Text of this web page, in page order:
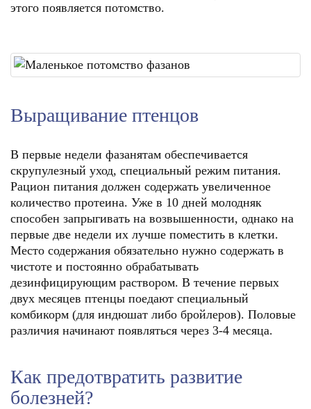
этого появляется потомство.
Выращивание птенцов
В первые недели фазанятам обеспечивается
скрупулезный уход, специальный режим питания.
Рацион питания должен содержать увеличенное
количество протеина. Уже в 10 дней молодняк
способен запрыгивать на возвышенности, однако на
первые две недели их лучше поместить в клетки.
Место содержания обязательно нужно содержать в
чистоте и постоянно обрабатывать
дезинфицирующим раствором. В течение первых
двух месяцев птенцы поедают специальный
комбикорм (для индюшат либо бройлеров). Половые
различия начинают появляться через 3-4 месяца.
Как предотвратить развитие
болезней?